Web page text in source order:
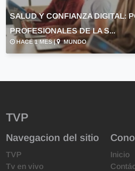
SALUD Y CONFIANZA DIGITAL:
PROFESIONALES DE LA S...
HACE 1 MES | MUNDO
TVP
Navegacion del sitio
TVP
Tv en vivo
Inicio